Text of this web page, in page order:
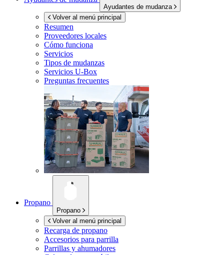
Ayudantes de mudanza
Volver al menú principal
Resumen
Proveedores locales
Cómo funciona
Servicios
Tipos de mudanzas
Servicios U-Box
Preguntas frecuentes
Propano
Propano
Volver al menú principal
Recarga de propano
Accesorios para parrilla
Parrillas y ahumadores